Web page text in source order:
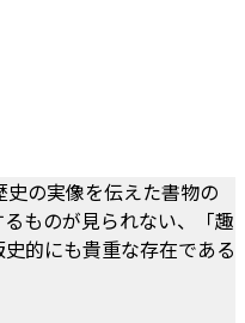
の実像を伝えた書物の
ものが見られない、「趣
的にも貴重な存在である